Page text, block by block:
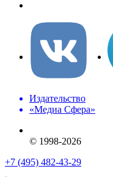
Издательство
«Медиа Сфера»
© 1998-2026
+7 (495) 482-43-29